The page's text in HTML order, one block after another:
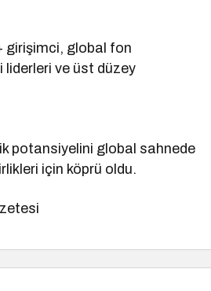
girişimci, global fon
ve üst düzey
potansiyelini global sahnede
için köprü oldu.